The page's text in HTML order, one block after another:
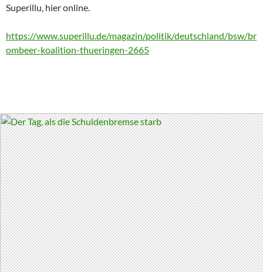
Superillu, hier online.
https://www.superillu.de/magazin/politik/deutschland/bsw/br
ombeer-koalition-thueringen-2665